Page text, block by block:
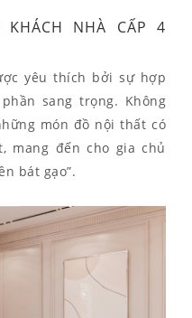
KHÁCH NHÀ CẤP 4
yêu thích bởi sự hợp
sang trọng. Không
món đồ nội thất có
mang đến cho gia chủ
bát gạo”.